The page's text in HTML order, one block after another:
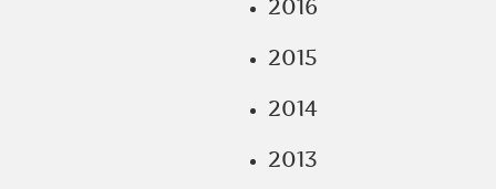
2016
2015
2014
2013